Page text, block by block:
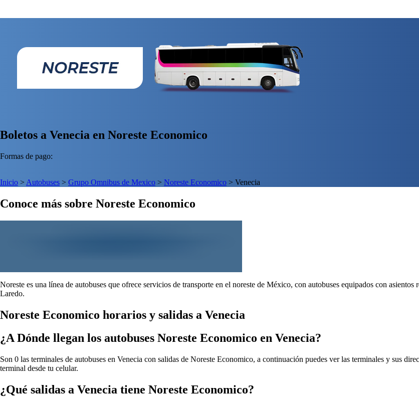
Boletos a Venecia en Noreste Economico
Formas de pago:
Inicio > Autobuses > Grupo Omnibus de Mexico > Noreste Economico > Venecia
Conoce más sobre Noreste Economico
Noreste es una línea de autobuses que ofrece servicios de transporte en el noreste de México, con autobuses equipados con
Laredo.
Noreste Economico horarios y salidas a Venecia
¿A Dónde llegan los autobuses Noreste Economico en Venecia?
Son 0 las terminales de autobuses en Venecia con salidas de Noreste Economico, a continuación puedes ver las terminales y sus
terminal desde tu celular.
¿Qué salidas a Venecia tiene Noreste Economico?